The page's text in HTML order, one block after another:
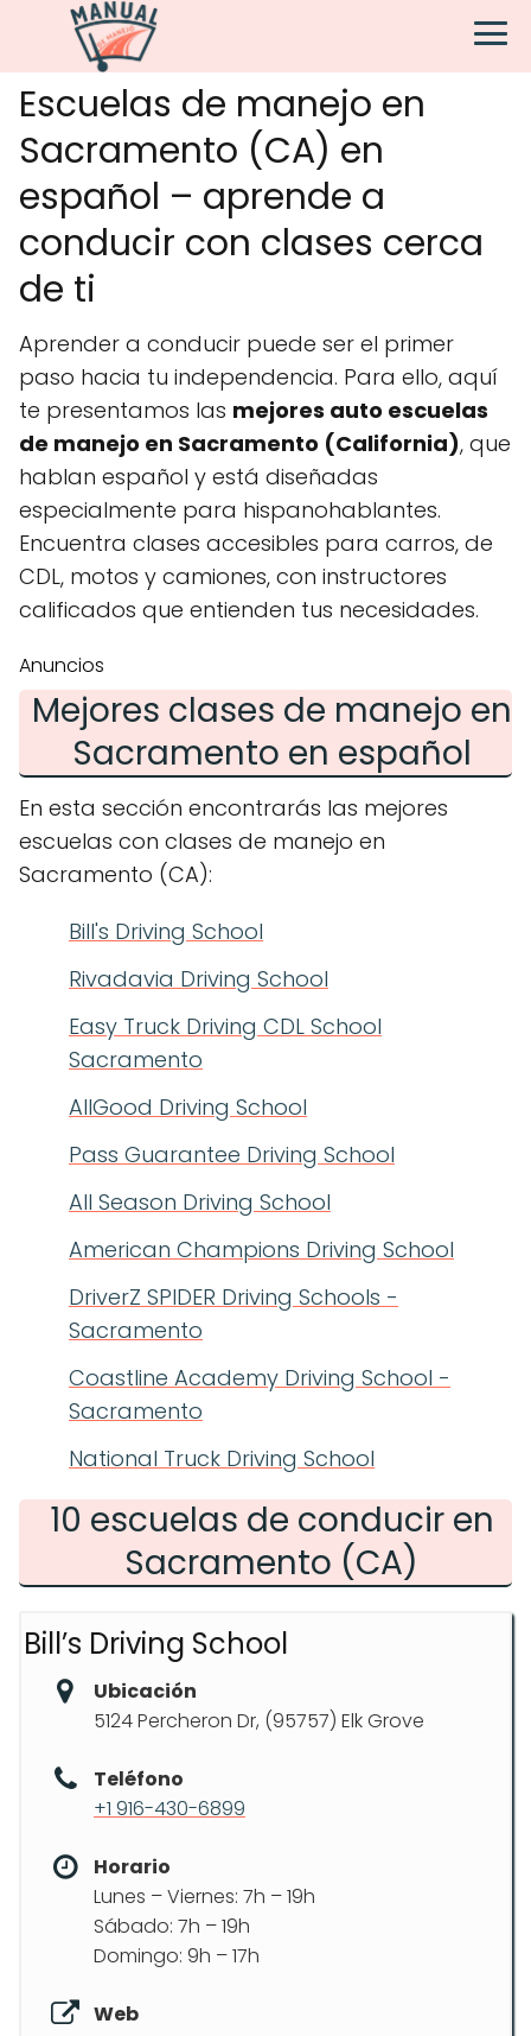
Escuelas de manejo en
Sacramento (CA) en
español – aprende a
conducir con clases cerca
de ti
Aprender a conducir puede ser el primer
paso hacia tu independencia. Para ello, aquí
te presentamos las mejores auto escuelas
de manejo en Sacramento (California), que
hablan español y está diseñadas
especialmente para hispanohablantes.
Encuentra clases accesibles para carros, de
CDL, motos y camiones, con instructores
calificados que entienden tus necesidades.
Anuncios
Mejores clases de manejo en
Sacramento en español
En esta sección encontrarás las mejores
escuelas con clases de manejo en
Sacramento (CA):
Bill's Driving School
Rivadavia Driving School
Easy Truck Driving CDL School
Sacramento
AllGood Driving School
Pass Guarantee Driving School
All Season Driving School
American Champions Driving School
DriverZ SPIDER Driving Schools -
Sacramento
Coastline Academy Driving School -
Sacramento
National Truck Driving School
10 escuelas de conducir en
Sacramento (CA)
Bill’s Driving School
Ubicación
5124 Percheron Dr, (95757) Elk Grove
Teléfono
+1 916-430-6899
Horario
Lunes – Viernes: 7h – 19h
Sábado: 7h – 19h
Domingo: 9h – 17h
Web